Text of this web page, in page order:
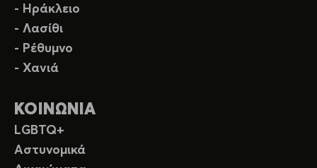
- Ηράκλειο
- Λασίθι
- Ρέθυμνο
- Χανιά
ΚΟΙΝΩΝΙΑ
LGBTQ+
Αστυνομικά